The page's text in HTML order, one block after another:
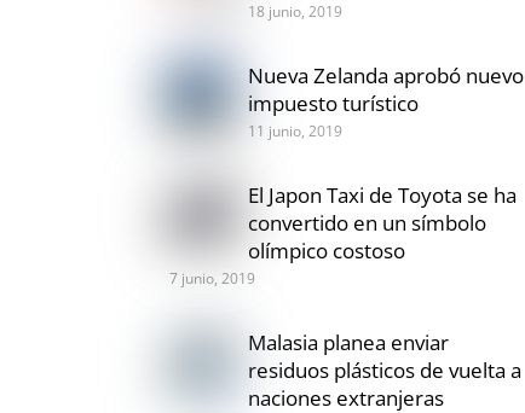
18 junio, 2019
Nueva Zelanda aprobó nuevo
impuesto turístico
11 junio, 2019
El Japon Taxi de Toyota se ha
convertido en un símbolo
olímpico costoso
7 junio, 2019
Malasia planea enviar
residuos plásticos de vuelta a
naciones extranjeras